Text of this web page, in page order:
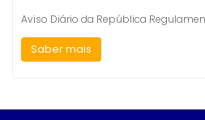
Aviso Diário da República
Saber mais